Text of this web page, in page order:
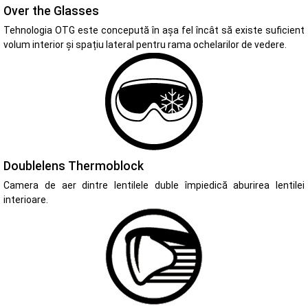
Over the Glasses
Tehnologia OTG este concepută în așa fel încât să existe suficient
volum interior și spațiu lateral pentru rama ochelarilor de vedere.
Doublelens Thermoblock
Camera de aer dintre lentilele duble împiedică aburirea lentilei
interioare.